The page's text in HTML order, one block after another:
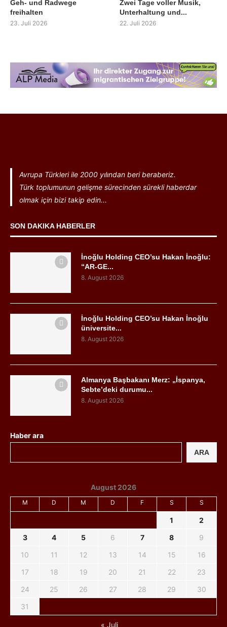
Geh- und Radwege
freihalten
23. Juli 2026
Zwei Tage voller Musik,
Unterhaltung und...
22. Juli 2026
Avrupa Türkleri ile 2000 yılından beri beraberiz.
Türk toplumunun gelişme sürecinden sürekli haberdar
olmak için bizi takip edin...
SON DAKIKA HABERLER
İnoğlu Holding CEO’su Hakan İnoğlu:
“AR-GE...
8. August 2026
İnoğlu Holding CEO’su Hakan İnoğlu
üniversite...
8. August 2026
Almanya Başbakanı Merz: „İspanya,
Sebte’deki durumu...
8. August 2026
Haber ara
ARA
August 2026
M D M D F S S
1
2
3
4 5 6 7 8
9
10
11 12 13 14 15
16
17
18 19 20 21 22
23
24
25 26 27 28 29
30
31
« Juli